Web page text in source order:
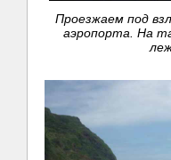
Проезжаем под
аэропорта. На